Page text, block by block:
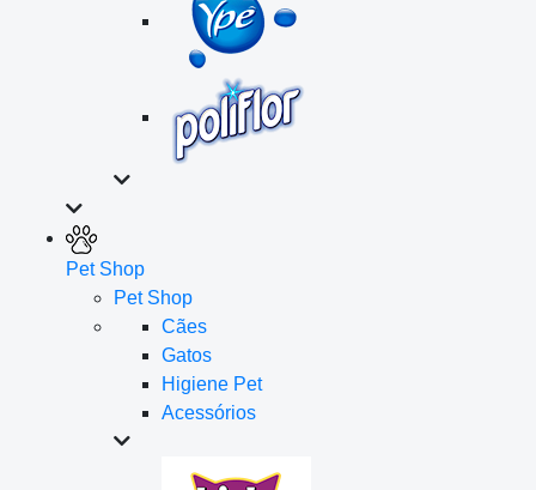
Pet Shop
Pet Shop
Cães
Gatos
Higiene Pet
Acessórios